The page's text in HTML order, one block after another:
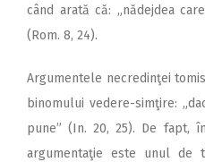
când arată că: „nădejdea
(Rom. 8, 24).
Argumentele necredinţei
binomului vedere-simţire:
pune” (In. 20, 25). De fapt,
argumentaţie este unul de